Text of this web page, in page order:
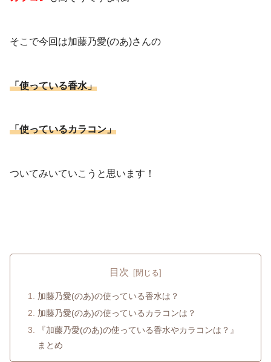
そこで今回は加藤乃愛(のあ)さんの
「使っている香水」
「使っているカラコン」
ついてみいていこうと思います！
目次
加藤乃愛(のあ)の使っている香水は？
加藤乃愛(のあ)の使っているカラコンは？
『加藤乃愛(のあ)の使っている香水やカラコンは？』
まとめ